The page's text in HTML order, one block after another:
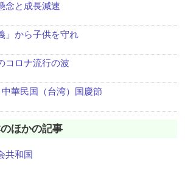
念と成長減速
」から子供を守れ
コロナ流行の波
華民国（台湾）国慶節
ほかの記事
共和国